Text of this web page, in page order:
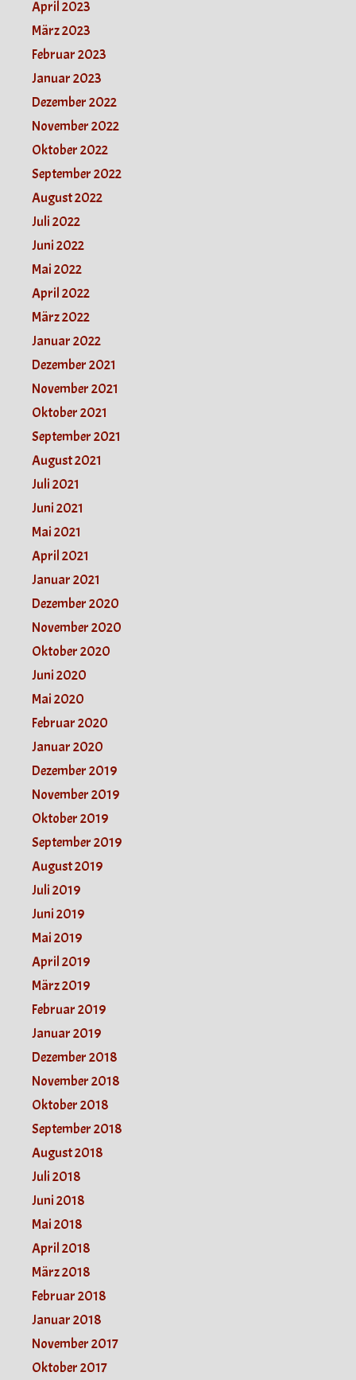
April 2023
März 2023
Februar 2023
Januar 2023
Dezember 2022
November 2022
Oktober 2022
September 2022
August 2022
Juli 2022
Juni 2022
Mai 2022
April 2022
März 2022
Januar 2022
Dezember 2021
November 2021
Oktober 2021
September 2021
August 2021
Juli 2021
Juni 2021
Mai 2021
April 2021
Januar 2021
Dezember 2020
November 2020
Oktober 2020
Juni 2020
Mai 2020
Februar 2020
Januar 2020
Dezember 2019
November 2019
Oktober 2019
September 2019
August 2019
Juli 2019
Juni 2019
Mai 2019
April 2019
März 2019
Februar 2019
Januar 2019
Dezember 2018
November 2018
Oktober 2018
September 2018
August 2018
Juli 2018
Juni 2018
Mai 2018
April 2018
März 2018
Februar 2018
Januar 2018
November 2017
Oktober 2017